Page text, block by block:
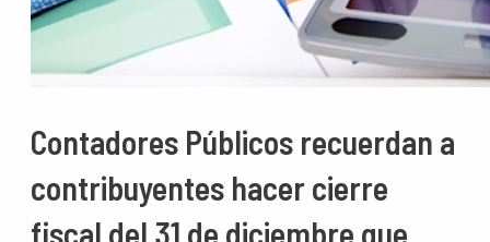
Contadores Públicos recuerdan a
contribuyentes hacer cierre
fiscal del 31 de diciembre que